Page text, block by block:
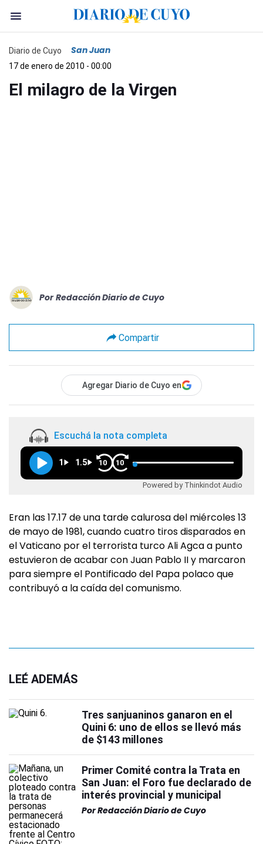
Diario de Cuyo San Juan
17 de enero de 2010 - 00:00
El milagro de la Virgen
Por Redacción Diario de Cuyo
Compartir
Agregar Diario de Cuyo en
Escuchá la nota completa
1 1.5 10 10
Powered by Thinkindot Audio
Eran las 17.17 de una tarde calurosa del miércoles 13
de mayo de 1981, cuando cuatro tiros disparados en
el Vaticano por el terrorista turco Ali Agca a punto
estuvieron de acabar con Juan Pablo II y marcaron
para siempre el Pontificado del Papa polaco que
contribuyó a la caída del comunismo.
LEÉ ADEMÁS
Tres sanjuaninos ganaron en el
Quini 6: uno de ellos se llevó más
de $143 millones
Primer Comité contra la Trata en
San Juan: el Foro fue declarado de
interés provincial y municipal
PorRedacción Diario de Cuyo